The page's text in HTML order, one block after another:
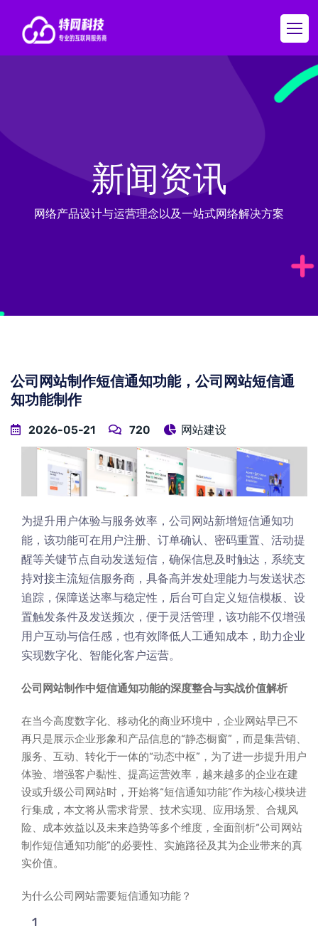
新闻资讯
网络产品设计与运营理念以及一站式网络解决方案
公司网站制作短信通知功能，公司网站短信通
知功能制作
2026-05-21 720 网站建设
为提升用户体验与服务效率，公司网站新增短信通知功
能，该功能可在用户注册、订单确认、密码重置、活动提
醒等关键节点自动发送短信，确保信息及时触达，系统支
持对接主流短信服务商，具备高并发处理能力与发送状态
追踪，保障送达率与稳定性，后台可自定义短信模板、设
置触发条件及发送频次，便于灵活管理，该功能不仅增强
用户互动与信任感，也有效降低人工通知成本，助力企业
实现数字化、智能化客户运营。
公司网站制作中短信通知功能的深度整合与实战价值解析
在当今高度数字化、移动化的商业环境中，企业网站早已不
再只是展示企业形象和产品信息的“静态橱窗”，而是集营销、
服务、互动、转化于一体的“动态中枢”，为了进一步提升用户
体验、增强客户黏性、提高运营效率，越来越多的企业在建
设或升级公司网站时，开始将“短信通知功能”作为核心模块进
行集成，本文将从需求背景、技术实现、应用场景、合规风
险、成本效益以及未来趋势等多个维度，全面剖析“公司网站
制作短信通知功能”的必要性、实施路径及其为企业带来的真
实价值。
为什么公司网站需要短信通知功能？